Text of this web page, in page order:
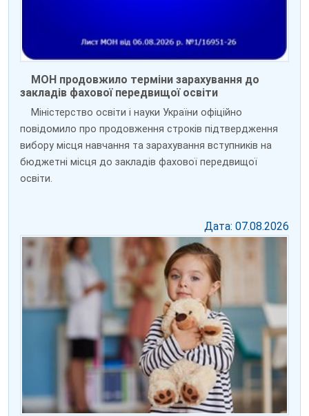
МОН продовжило терміни зарахування до
закладів фахової передвищої освіти
Міністерство освіти і науки України офіційно
повідомило про продовження строків підтвердження
вибору місця навчання та зарахування вступників на
бюджетні місця до закладів фахової передвищої
освіти.
Дата: 07.08.2026